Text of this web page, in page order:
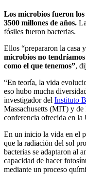
Los microbios fueron
3500 millones de años.
fósiles fueron bacterias.
Ellos “prepararon la casa
microbios no
como el que tenemos”,
“En teoría, la vida
eso hubo mucha
investigador del Instituto
Massachusetts (MIT) y
conferencia ofrecida en la
En un inicio la vida en el
que la radiación del sol
bacterias se adaptaron al
capacidad de hacer
mediante un proceso